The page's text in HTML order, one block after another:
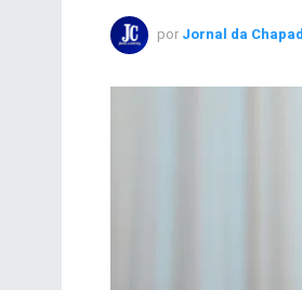
por Jornal da